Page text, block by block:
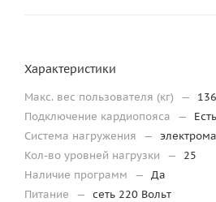
Характеристики
Макс. вес пользователя (кг) —
136
Подключение кардиопояса
—
Система нагружения
—
Кол-во уровней нагрузки
—
25
Наличие программ
— Да
Питание
— сеть 220 Вольт